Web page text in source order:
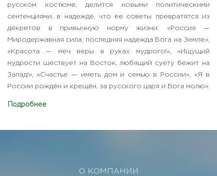
русском костюме, делится новыми политическими
сентенциями, в надежде, что ее советы превратятся из
декретов в привычную норму жизни: «Россия —
Миродержавная сила, последняя надежда Бога на Земле»,
«Красота — меч веры в руках мудрого!», «Ищущий
мудрости шествует на Восток, любящий суету бежит на
Запад!», «Счастье — иметь дом и семью в России», «Я в
России рождён и крещён, за русского царя и Бога молю».
Подробнее
О КОМПАНИИ